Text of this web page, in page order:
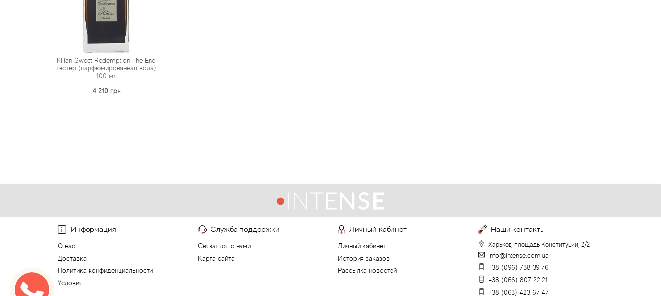
Kilian Sweet Redemption The End
тестер (парфюмированная вода)
100 мл
4 210 грн
Информация
О нас
Доставка
Политика конфиденциальности
Условия
Служба поддержки
Связаться с нами
Карта сайта
Личный кабинет
Личный кабинет
История заказов
Рассылка новостей
Наши контакты
Харьков, площадь Конституции, 2/2
info@intense.com.ua
+38 (096) 738 39 76
+38 (066) 807 22 21
+38 (063) 423 67 47